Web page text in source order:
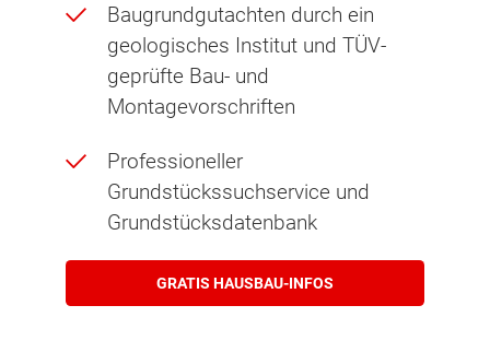
Baugrundgutachten durch ein
geologisches Institut und TÜV-
geprüfte Bau- und
Montagevorschriften
Professioneller
Grundstückssuchservice und
Grundstücksdatenbank
GRATIS HAUSBAU-INFOS